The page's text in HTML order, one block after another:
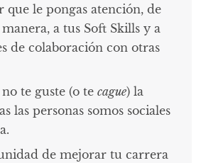
que le pongas atención, de
a tus Soft Skills y a
de colaboración con otras
te guste (o te cague) la
las personas somos sociales
de mejorar tu carrera